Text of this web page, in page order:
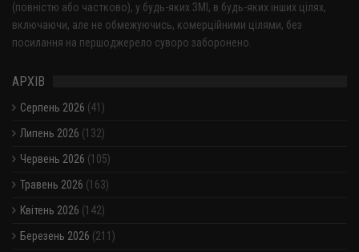
(повністю або частково), у будь-яких ЗМІ, в будь-яких інших цілях,
включаючи, але не обмежуючись, комерційними цілями, без
посилання на першоджерело суворо заборонено.
АРХІВ
Серпень 2026 (41)
Липень 2026 (132)
Червень 2026 (105)
Травень 2026 (163)
Квітень 2026 (142)
Березень 2026 (211)